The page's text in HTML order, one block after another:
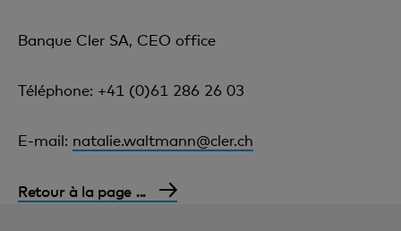
Banque Cler SA, CEO office
Téléphone: +41 (0)61 286 26 03
E-mail: natalie.waltmann@cler.ch
Retour à la page ...